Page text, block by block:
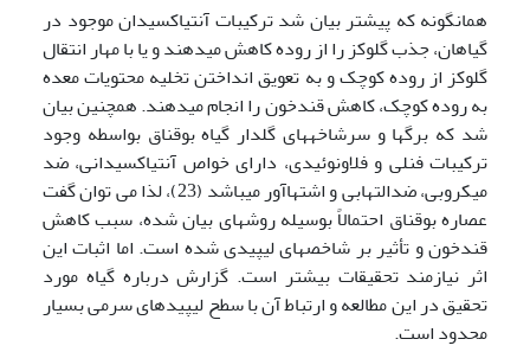
همانگونه که پیش­تر بیان شد ترکیبات آنتی­اکسیدان موجود در
گیاهان، جذب گلوکز را از روده کاهش می­دهند و یا با مهار انتقال
گلوکز از روده کوچک و به تعویق انداختن تخلیه محتویات معده
به روده کوچک، کاهش قندخون را انجام می­دهند. همچنین بیان
شد که برگ­ها و سرشاخه­های گل­دار گیاه بوقناق بواسطه وجود
ترکیبات فنلی و فلاونوئیدی، دارای خواص آنتی­اکسیدانی، ضد
میکروبی، ضدالتهابی و اشتهاآور می­باشد (23)، لذا می توان گفت
عصاره بوقناق احتمالاً بوسیله روش­های بیان شده، سبب کاهش
قندخون و تأثیر بر شاخص­های لیپیدی شده است. اما اثبات این
اثر نیازمند تحقیقات بیشتر است. گزارش درباره گیاه مورد
تحقیق در این مطالعه و ارتباط آن با سطح لیپیدهای سرمی بسیار
محدود است.